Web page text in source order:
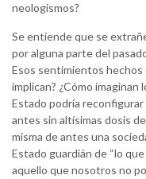
neologismos?
Se entiende que se
por alguna parte del
Esos sentimientos hechos
implican? ¿Cómo
Estado podría reconfigurar
antes sin altísimas dosis
misma de antes una
Estado guardián de “lo
aquello que nosotros no